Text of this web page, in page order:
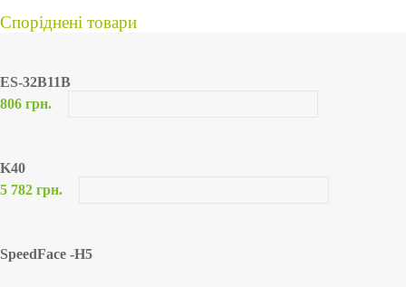
Споріднені товари
ES-32B11B
806 грн.
K40
5 782 грн.
SpeedFace -H5